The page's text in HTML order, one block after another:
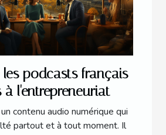
podcasts français
à l'entrepreneuriat
contenu audio numérique qui
partout et à tout moment. Il